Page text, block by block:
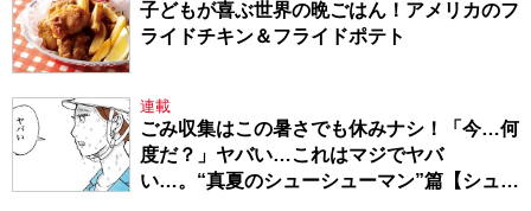
子どもが喜ぶ世界の晩ごはん！アメリカのフ
ライドチキン＆フライドポテト
連載
ごみ収集はこの暑さでも休みナシ！「今…何
度だ？」ヤバい…これはマジでヤバ
い…。“真夏のシューシューマン”篇【シュー